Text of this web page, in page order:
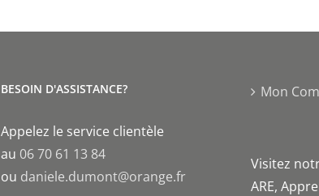
BESOIN D'ASSISTANCE?
Appelez le service clientèle
au 06 70 61 13 84
ou daniele.dumont@orange.fr
Mon
Visitez
ARE,